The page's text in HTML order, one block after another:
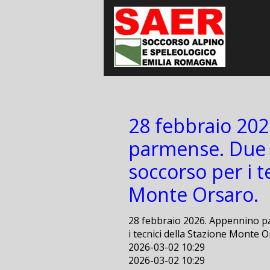
28 febbraio
parmense.
soccorso per i
Monte Orsaro.
28 febbraio 2026. Appennino
i tecnici della Stazione Monte
2026-03-02 10:29
2026-03-02 10:29